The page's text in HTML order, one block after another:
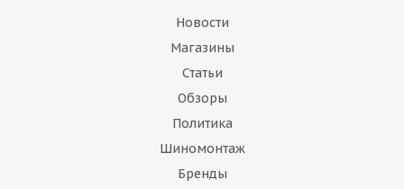
Новости
Магазины
Статьи
Обзоры
Политика
Шиномонтаж
Бренды